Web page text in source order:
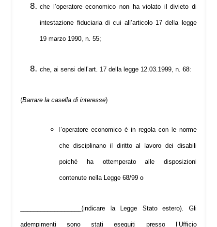
che l’operatore economico non ha violato il divieto di
intestazione fiduciaria di cui all’articolo 17 della legge
19 marzo 1990, n. 55;
che, ai sensi dell’art. 17 della legge 12.03.1999, n. 68:
(Barrare la casella di interesse)
l’operatore economico è in regola con le norme
che disciplinano il diritto al lavoro dei disabili
poiché ha ottemperato alle disposizioni
contenute nella Legge 68/99 o
__________________(indicare la Legge Stato estero). Gli
adempimenti sono stati eseguiti presso l’Ufficio